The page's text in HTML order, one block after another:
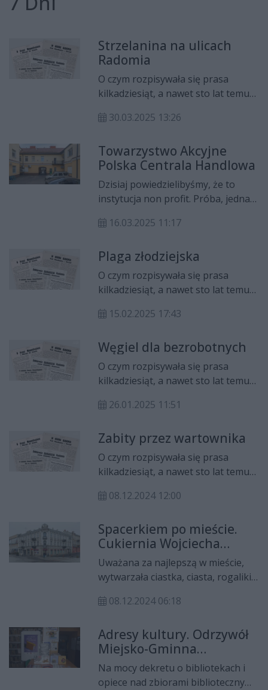
Strzelanina na ulicach
Radomia
O czym rozpisywała się prasa
kilkadziesiąt, a nawet sto lat temu?
gazet? I najciekawsze, jak się wtedy
pożółkłych szpalt", w którym będzie
można przeczytać informacje
sprzed lat - niektóre mogą
zaskoczyć.
30.03.2025 13:26
Towarzystwo Akcyjne
Polska Centrala Handlowa
Dzisiaj powiedzielibyśmy, że to
instytucja non profit. Próba, jedna z
stworzenia ogólnokrajowego
handlem.
16.03.2025 11:17
Plaga złodziejska
O czym rozpisywała się prasa
kilkadziesiąt, a nawet sto lat temu?
gazet? I najciekawsze, jak się wtedy
pożółkłych szpalt", w którym będzie
można przeczytać informacje
sprzed lat - niektóre mogą
15.02.2025 17:43
Węgiel dla bezrobotnych
O czym rozpisywała się prasa
kilkadziesiąt, a nawet sto lat temu?
gazet? I najciekawsze, jak się wtedy
pożółkłych szpalt", w którym będzie
można przeczytać informacje
sprzed lat - niektóre mogą
26.01.2025 11:51
Zabity przez wartownika
O czym rozpisywała się prasa
kilkadziesiąt, a nawet sto lat temu?
gazet? I najciekawsze, jak się wtedy
pożółkłych szpalt", w którym będzie
można przeczytać informacje
sprzed lat - niektóre mogą
zaskoczyć.
08.12.2024 12:00
Spacerkiem po mieście.
Cukiernia Wojciecha
Rembikowskiego
Uważana za najlepszą w mieście,
wytwarzała ciastka, ciasta, rogaliki i
Słynęła zwłaszcza z pierników i
robione, pakowane były w ozdobne
pudełka.
08.12.2024 06:18
Adresy kultury. Odrzywół
Miejsko-Gminna
Biblioteka Publiczna
Na mocy dekretu o bibliotekach i
opiece nad zbiorami bibliotecznymi